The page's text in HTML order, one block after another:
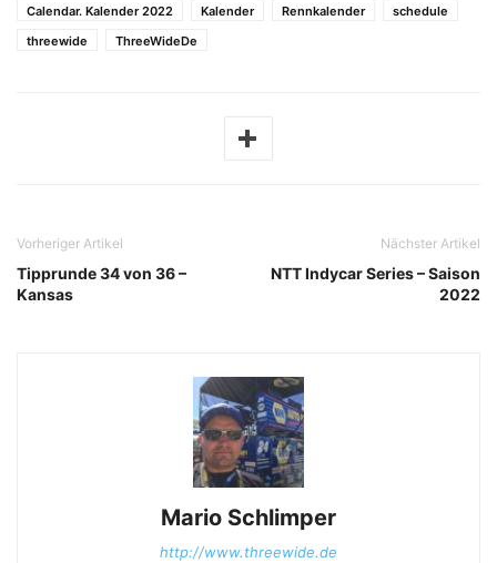
Calendar. Kalender 2022
Kalender Rennkalender
schedule
threewide
ThreeWideDe
Vorheriger Artikel
Tipprunde 34 von 36 –
Kansas
Nächster Artikel
NTT Indycar Series – Saison
2022
Mario Schlimper
http://www.threewide.de